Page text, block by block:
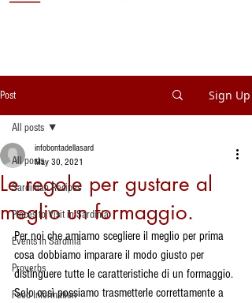
Post Sign Up
All posts
Sardinian Recipes
Places to Visit in Sardinia
Events in Sardinia
Proverbs
Food Information
All posts
Le regole per gustare al
meglio un formaggio.
infobontadellasard
May 30, 2021
Per noi che amiamo scegliere il meglio per prima
cosa dobbiamo imparare il modo giusto per
distinguere tutte le caratteristiche di un formaggio.
Solo così possiamo trasmetterle correttamente a